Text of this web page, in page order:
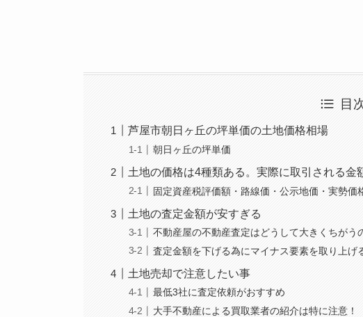
目
芦屋市朝日ヶ丘の坪単価の土地価格相場
朝日ヶ丘の坪単価
土地の価格は4種類ある。実際に取引される金
固定資産税評価額・路線価・公示地価・実勢価
土地の査定金額が安すぎる
不動産屋の不動産査定はどうして大きくちがう
査定金額を下げる為にマイナス要素を取り上げ
土地売却で注意したい事
最低3社に査定依頼がおすすめ
大手不動産による買取業者の紹介は特に注意！